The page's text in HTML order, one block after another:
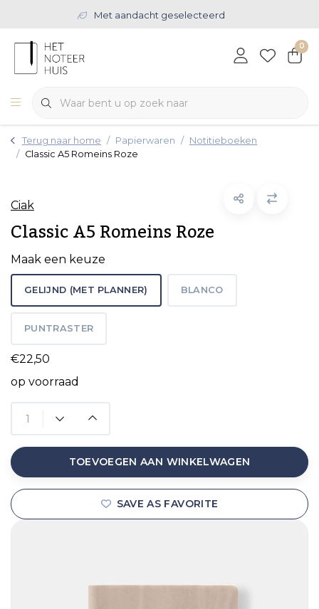
Met aandacht geselecteerd
0
Terug naar home Papierwaren
Notitieboeken
Classic A5 Romeins Roze
Ciak
Classic A5 Romeins Roze
Maak een keuze
GELIJND (MET PLANNER) BLANCO
PUNTRASTER
€22,50
op voorraad
TOEVOEGEN AAN WINKELWAGEN
SAVE AS FAVORITE